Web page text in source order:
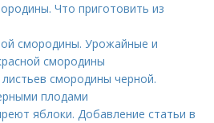
Что приготовить из
смородины. Урожайные и
смородины
смородины черной.
плодами
яблоки. Добавление статьи в